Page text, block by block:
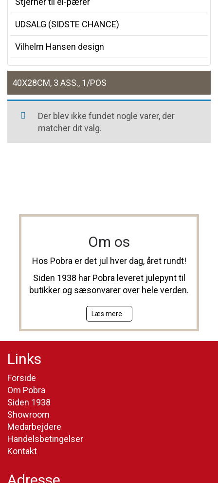
UDSALG (SIDSTE CHANCE)
Vilhelm Hansen design
40X28CM, 3 ASS., 1/POS
Der blev ikke fundet nogle varer, der
matcher dit valg.
Om os
Hos Pobra er det jul hver dag, året rundt!
Siden 1938 har Pobra leveret julepynt til
butikker og sæsonvarer over hele verden.
Læs mere
Links
Forside
Om Pobra
Siden 1938
Showroom
Medarbejdere
Handelsbetingelser
Kontakt